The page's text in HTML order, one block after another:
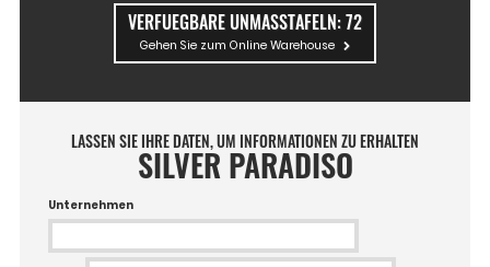
VERFUEGBARE UNMASSTAFELN:72
Gehen Sie zum Online Warehouse
LASSEN SIE IHRE DATEN, UM INFORMATIONEN ZU ERHALTEN
SILVER PARADISO
Unternehmen